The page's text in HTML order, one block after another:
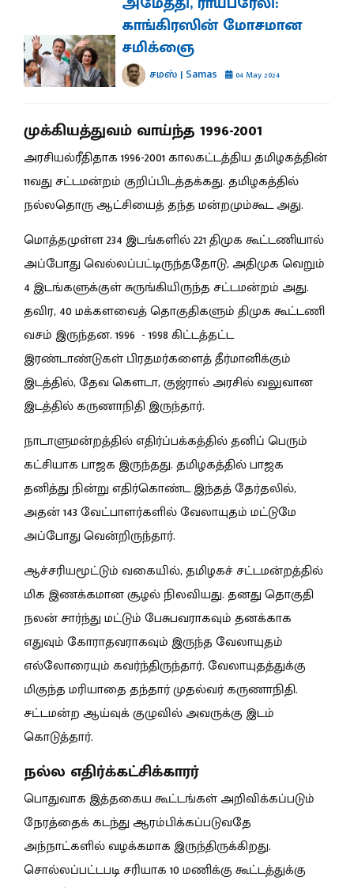
காங்கிரஸின் மோசமான
சமிக்ஞை
சமஸ் | Samas 04 May 2024
முக்கியத்துவம் வாய்ந்த 1996-2001
அரசியல்ரீதிதாக 1996-2001 காலகட்டத்திய தமிழகத்தின்
11வது சட்டமன்றம் குறிப்பிடத்தக்கது. தமிழகத்தில்
நல்லதொரு ஆட்சியைத் தந்த மன்றமும்கூட அது.
மொத்தமுள்ள 234 இடங்களில் 221 திமுக கூட்டணியால்
அப்போது வெல்லப்பட்டிருந்ததோடு, அதிமுக வெறும்
4 இடங்களுக்குள் சுருங்கியிருந்த சட்டமன்றம் அது.
தவிர, 40 மக்களவைத் தொகுதிகளும் திமுக கூட்டணி
வசம் இருந்தன. 1996 - 1998 கிட்டத்தட்ட
இரண்டாண்டுகள் பிரதமர்களைத் தீர்மானிக்கும்
இடத்தில், தேவ கௌடா, குஜ்ரால் அரசில் வலுவான
இடத்தில் கருணாநிதி இருந்தார்.
நாடாளுமன்றத்தில் எதிர்ப்பக்கத்தில் தனிப் பெரும்
கட்சியாக பாஜக இருந்தது. தமிழகத்தில் பாஜக
தனித்து நின்று எதிர்கொண்ட இந்தத் தேர்தலில்,
அதன் 143 வேட்பாளர்களில் வேலாயுதம் மட்டுமே
அப்போது வென்றிருந்தார்.
ஆச்சரியமூட்டும் வகையில், தமிழகச் சட்டமன்றத்தில்
மிக இணக்கமான சூழல் நிலவியது. தனது தொகுதி
நலன் சார்ந்து மட்டும் பேசுபவராகவும் தனக்காக
எதுவும் கோராதவராகவும் இருந்த வேலாயுதம்
எல்லோரையும் கவர்ந்திருந்தார். வேலாயுதத்துக்கு
மிகுந்த மரியாதை தந்தார் முதல்வர் கருணாநிதி.
சட்டமன்ற ஆய்வுக் குழுவில் அவருக்கு இடம்
கொடுத்தார்.
நல்ல எதிர்க்கட்சிக்காரர்
பொதுவாக இத்தகைய கூட்டங்கள் அறிவிக்கப்படும்
நேரத்தைக் கடந்து ஆரம்பிக்கப்படுவதே
அந்நாட்களில் வழக்கமாக இருந்திருக்கிறது.
சொல்லப்பட்டபடி சரியாக 10 மணிக்கு கூட்டத்துக்கு